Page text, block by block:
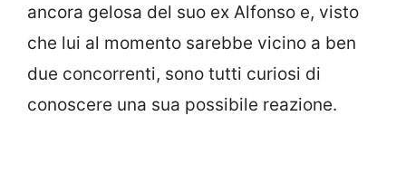
ancora gelosa del suo ex Alfonso e, visto
che lui al momento sarebbe vicino a ben
due concorrenti, sono tutti curiosi di
conoscere una sua possibile reazione.